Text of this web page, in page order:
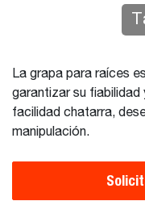
La grapa para raíces
garantizar su fiabilidad
facilidad chatarra,
manipulación.